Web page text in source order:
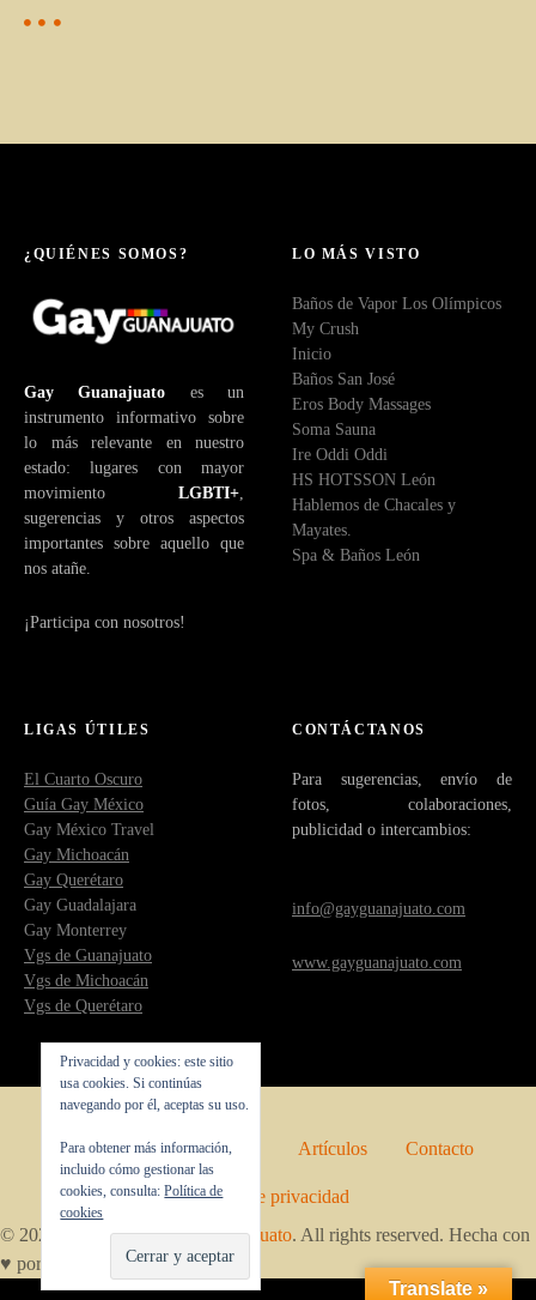
¿QUIÉNES SOMOS?
Gay Guanajuato es un
instrumento informativo sobre
lo más relevante en nuestro
estado: lugares con mayor
movimiento LGBTI+
sugerencias y otros aspectos
importantes sobre aquello que
nos atañe.
¡Participa con nosotros!
LO MÁS VISTO
Baños de Vapor Los Olímpicos
My Crush
Inicio
Baños San José
Eros Body Massages
Soma Sauna
Ire Oddi Oddi
HS HOTSSON León
Hablemos de Chacales y
Mayates.
Spa & Baños León
LIGAS ÚTILES
El Cuarto Oscuro
Guía Gay México
Gay México Travel
Gay Michoacán
Gay Querétaro
Gay Guadalajara
Gay Monterrey
Vgs de Guanajuato
Vgs de Michoacán
Vgs de Querétaro
CONTÁCTANOS
Para sugerencias, envío de
fotos, colaboraciones,
publicidad o intercambios:
info@gayguanajuato.com
www.gayguanajuato.com
Privacidad y cookies: este sitio
usa cookies. Si continúas
navegando por él, aceptas su uso.
Para obtener más información,
incluido cómo gestionar las
cookies, consulta:Política de
cookies
Inicio Quienes somos Artículos Contacto
Política de privacidad
© 2026 Copyright byGay Guanajuato. All rights reserved. Hecha con
♥ por Guanajuato.
Translate »